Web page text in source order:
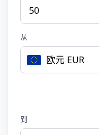
从
欧元 EUR
到